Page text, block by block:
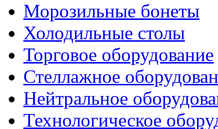
Морозильные бонеты
Холодильные столы
Торговое оборудование
Стеллажное
Нейтральное
Технологическое